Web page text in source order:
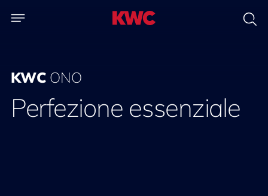
KWC ONO
Perfezione essenziale